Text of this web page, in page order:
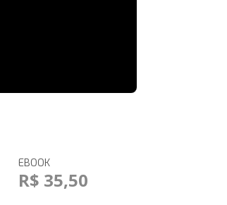
EBOOK
R$ 35,50